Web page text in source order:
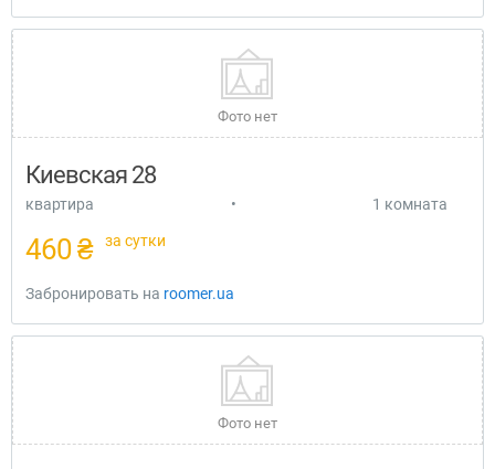
Фото нет
Киевская 28
квартира • 1 комната
460 ₴ за сутки
Забронировать на roomer.ua
Фото нет